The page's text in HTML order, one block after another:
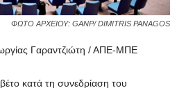
ΦΩΤΟ ΑΡΧΕΙΟΥ: GANP/ DIMITRIS PANAGOS
Γαραντζιώτη / ΑΠΕ-ΜΠΕ
κατά τη συνεδρίαση του